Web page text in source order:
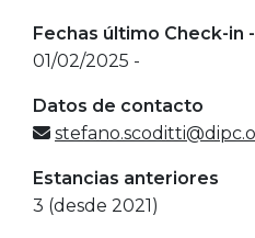
Fechas último Check-in
01/02/2025 -
Datos de contacto
Estancias anteriores
3 (desde 2021)